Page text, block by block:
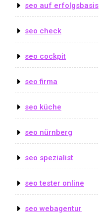
seo auf erfolgsbasis
seo check
seo cockpit
seo firma
seo küche
seo nürnberg
seo spezialist
seo tester online
seo webagentur